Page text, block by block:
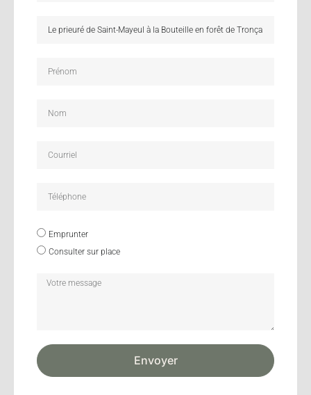
Emprunter
Consulter sur place
Envoyer